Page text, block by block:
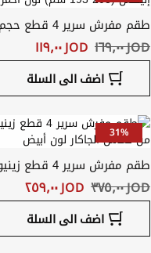
طقم مفرش سرير 4
إليكس (203*193 سم) لون أحمر و أبيض
JOD ‏١١٩٫٠٠ JOD ‏١٦٩٫٠٠
اضف الى السلة
31%
طقم مفرش سرير 4
من قماش الجاكار لون أبيض
JOD ‏٢٥٩٫٠٠ JOD ‏٣٧٥٫٠٠
اضف الى السلة